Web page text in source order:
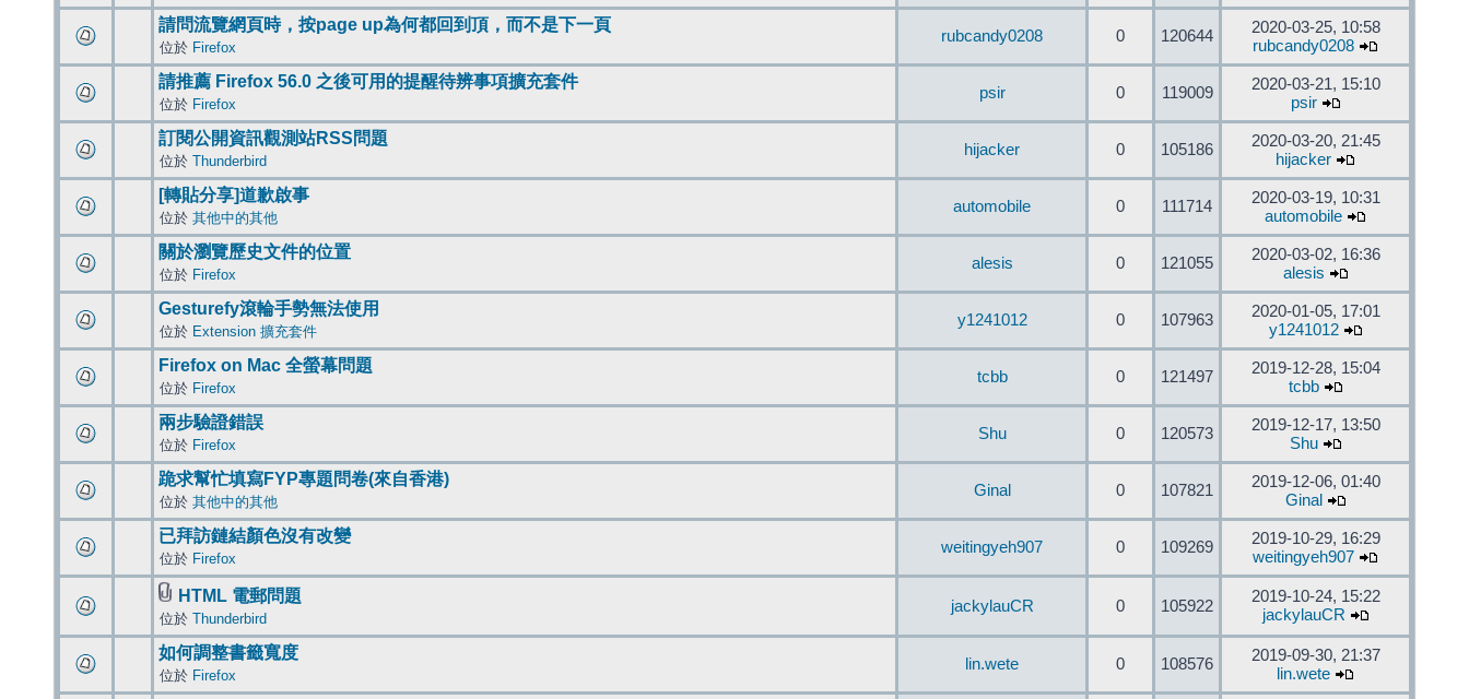
請問流覽網頁時，按page up為何都回到頂，而不是下一頁
位於 Firefox
rubcandy0208 0 120644
2020-03-25, 10:58
rubcandy0208
請推薦 Firefox 56.0 之後可用的提醒待辨事項擴充套件
位於 Firefox
psir 0 119009
2020-03-21, 15:10
psir
訂閱公開資訊觀測站RSS問題
位於 Thunderbird
hijacker 0 105186
2020-03-20, 21:45
hijacker
[轉貼分享]道歉啟事
位於 其他中的其他
automobile 0 111714
2020-03-19, 10:31
automobile
關於瀏覽歷史文件的位置
位於 Firefox
alesis 0 121055
2020-03-02, 16:36
alesis
Gesturefy滾輪手勢無法使用
位於 Extension 擴充套件
y1241012 0 107963
2020-01-05, 17:01
y1241012
Firefox on Mac 全螢幕問題
位於 Firefox
tcbb 0 121497
2019-12-28, 15:04
tcbb
兩步驗證錯誤
位於 Firefox
Shu 0 120573
2019-12-17, 13:50
Shu
跪求幫忙填寫FYP專題問卷(來自香港)
位於 其他中的其他
Ginal 0 107821
2019-12-06, 01:40
Ginal
已拜訪鏈結顏色沒有改變
位於 Firefox
weitingyeh907 0 109269
2019-10-29, 16:29
weitingyeh907
HTML 電郵問題
位於 Thunderbird
jackylauCR 0 105922
2019-10-24, 15:22
jackylauCR
如何調整書籤寬度
位於 Firefox
lin.wete 0 108576
2019-09-30, 21:37
lin.wete